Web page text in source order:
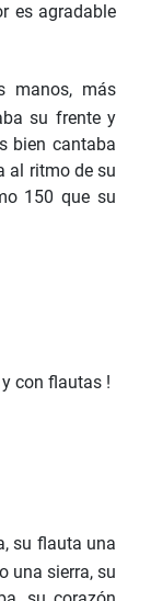
es agradable
manos, más
su frente y
bien cantaba
al ritmo de su
150 que su
con flautas !
su flauta una
una sierra, su